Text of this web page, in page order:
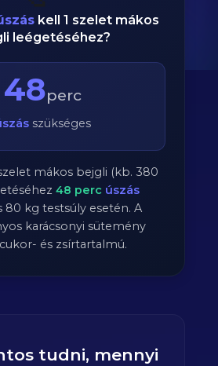
kell 1 szelet mákos
leégetéséhez?
48perc
szükséges
mákos bejgli (kb. 380
48 perc úszás
80 kg testsúly esetén. A
karácsonyi sütemény
és zsírtartalmú.
tudni, mennyi